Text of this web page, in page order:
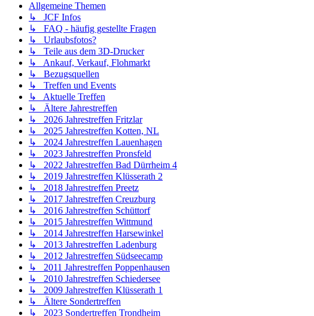
Allgemeine Themen
↳ JCF Infos
↳ FAQ - häufig gestellte Fragen
↳ Urlaubsfotos?
↳ Teile aus dem 3D-Drucker
↳ Ankauf, Verkauf, Flohmarkt
↳ Bezugsquellen
↳ Treffen und Events
↳ Aktuelle Treffen
↳ Ältere Jahrestreffen
↳ 2026 Jahrestreffen Fritzlar
↳ 2025 Jahrestreffen Kotten, NL
↳ 2024 Jahrestreffen Lauenhagen
↳ 2023 Jahrestreffen Pronsfeld
↳ 2022 Jahrestreffen Bad Dürrheim 4
↳ 2019 Jahrestreffen Klüsserath 2
↳ 2018 Jahrestreffen Preetz
↳ 2017 Jahrestreffen Creuzburg
↳ 2016 Jahrestreffen Schüttorf
↳ 2015 Jahrestreffen Wittmund
↳ 2014 Jahrestreffen Harsewinkel
↳ 2013 Jahrestreffen Ladenburg
↳ 2012 Jahrestreffen Südseecamp
↳ 2011 Jahrestreffen Poppenhausen
↳ 2010 Jahrestreffen Schiedersee
↳ 2009 Jahrestreffen Klüsserath 1
↳ Ältere Sondertreffen
↳ 2023 Sondertreffen Trondheim